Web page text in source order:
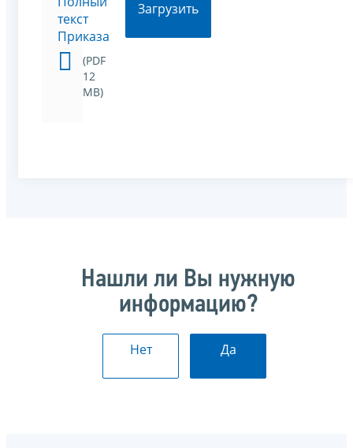
текст
Приказа
(PDF
12
MB)
Загрузить
Нашли ли Вы нужную
информацию?
Нет Да